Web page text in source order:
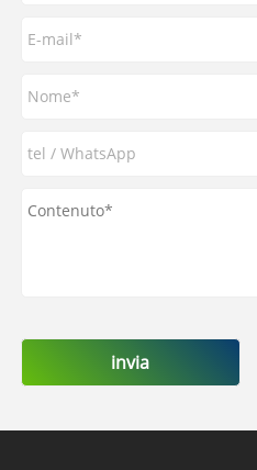
invia